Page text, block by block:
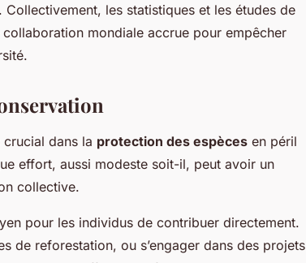
les statistiques et les études de
collaboration mondiale accrue pour empêcher
dans la protection des espèces en péril
effort, aussi modeste soit-il, peut avoir un
collective.
pour les individus de contribuer directement.
de reforestation, ou s’engager dans des projets